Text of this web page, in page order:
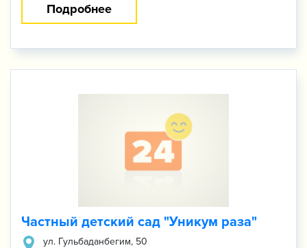
Подробнее
Частный детский сад "Уникум раза"
ул. ​Гульбаданбегим, 50